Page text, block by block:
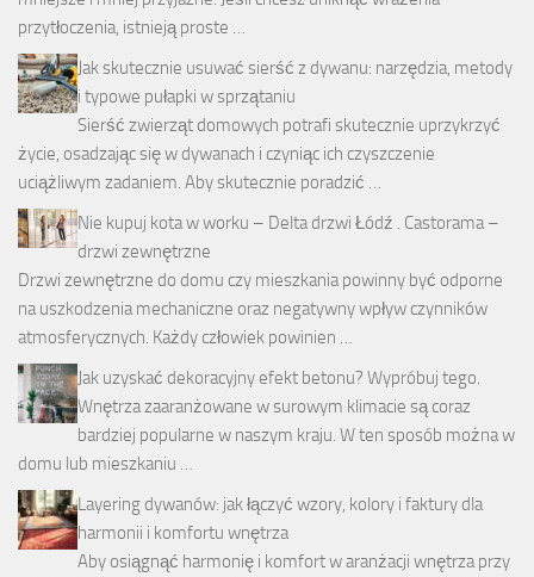
przytłoczenia, istnieją proste …
Jak skutecznie usuwać sierść z dywanu: narzędzia, metody
i typowe pułapki w sprzątaniu
Sierść zwierząt domowych potrafi skutecznie uprzykrzyć
życie, osadzając się w dywanach i czyniąc ich czyszczenie
uciążliwym zadaniem. Aby skutecznie poradzić …
Nie kupuj kota w worku – Delta drzwi Łódź . Castorama –
drzwi zewnętrzne
Drzwi zewnętrzne do domu czy mieszkania powinny być odporne
na uszkodzenia mechaniczne oraz negatywny wpływ czynników
atmosferycznych. Każdy człowiek powinien …
Jak uzyskać dekoracyjny efekt betonu? Wypróbuj tego.
Wnętrza zaaranżowane w surowym klimacie są coraz
bardziej popularne w naszym kraju. W ten sposób można w
domu lub mieszkaniu …
Layering dywanów: jak łączyć wzory, kolory i faktury dla
harmonii i komfortu wnętrza
Aby osiągnąć harmonię i komfort w aranżacji wnętrza przy